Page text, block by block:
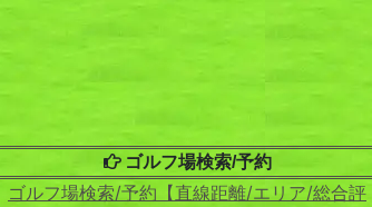
ゴルフ場検索/予約
ゴルフ場検索/予約【直線距離/エリア/総合評